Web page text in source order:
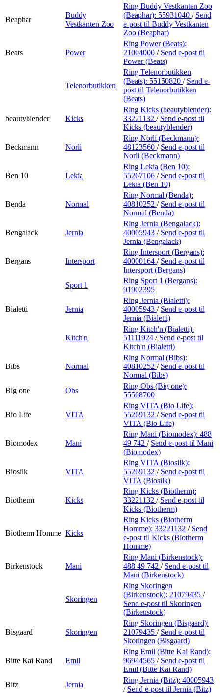
Beaphar
Buddy
Vestkanten Zoo
Ring Buddy Vestkanten Zoo
(Beaphar): 55931040 / Send
e-post til Buddy Vestkanten
Zoo (Beaphar)
Beats Power
Ring Power (Beats):
21004000 / Send e-post til
Power (Beats)
Telenorbutikken
Ring Telenorbutikken
(Beats): 55150820 / Send e-
post til Telenorbutikken
(Beats)
beautyblender Kicks
Ring Kicks (beautyblender):
33221132 / Send e-post til
Kicks (beautyblender)
Beckmann Norli
Ring Norli (Beckmann):
48123560 / Send e-post til
Norli (Beckmann)
Ben 10 Lekia
Ring Lekia (Ben 10):
55267106 / Send e-post til
Lekia (Ben 10)
Benda Normal
Ring Normal (Benda):
40810252 / Send e-post til
Normal (Benda)
Bengalack Jernia
Ring Jernia (Bengalack):
40005943 / Send e-post til
Jernia (Bengalack)
Bergans Intersport
Ring Intersport (Bergans):
40000164 / Send e-post til
Intersport (Bergans)
Sport 1
Ring Sport 1 (Bergans):
91902395
Bialetti Jernia
Ring Jernia (Bialetti):
40005943 / Send e-post til
Jernia (Bialetti)
Kitch'n
Ring Kitch'n (Bialetti):
51111924 / Send e-post til
Kitch'n (Bialetti)
Bibs Normal
Ring Normal (Bibs):
40810252 / Send e-post til
Normal (Bibs)
Big one
Obs
Ring Obs (Big one):
55508700
Bio Life VITA
Ring VITA (Bio Life):
55269132 / Send e-post til
VITA (Bio Life)
Biomodex Mani
Ring Mani (Biomodex): 488
49 742 / Send e-post til Mani
(Biomodex)
Biosilk VITA
Ring VITA (Biosilk):
55269132 / Send e-post til
VITA (Biosilk)
Biotherm Kicks
Ring Kicks (Biotherm):
33221132 / Send e-post til
Kicks (Biotherm)
Biotherm Homme Kicks
Ring Kicks (Biotherm
Homme): 33221132 / Send
e-post til Kicks (Biotherm
Homme)
Birkenstock Mani
Ring Mani (Birkenstock):
488 49 742 / Send e-post til
Mani (Birkenstock)
Skoringen
Ring Skoringen
(Birkenstock): 21079435 /
Send e-post til Skoringen
(Birkenstock)
Bisgaard Skoringen
Ring Skoringen (Bisgaard):
21079435 / Send e-post til
Skoringen (Bisgaard)
Bitte Kai Rand Emil
Ring Emil (Bitte Kai Rand):
96944565 / Send e-post til
Emil (Bitte Kai Rand)
Bitz
Jernia
Ring Jernia (Bitz): 40005943
/ Send e-post til Jernia (Bitz)